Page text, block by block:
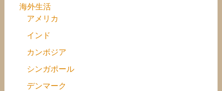
海外生活
アメリカ
インド
カンボジア
シンガポール
デンマーク